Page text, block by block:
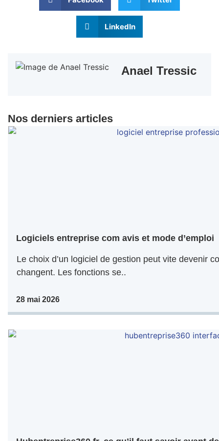
LinkedIn
Anael Tressic
Nos derniers articles
Logiciels entreprise com avis et mode d’emploi
Le choix d’un logiciel de gestion peut vite devenir
changent. Les fonctions se..
28 mai 2026